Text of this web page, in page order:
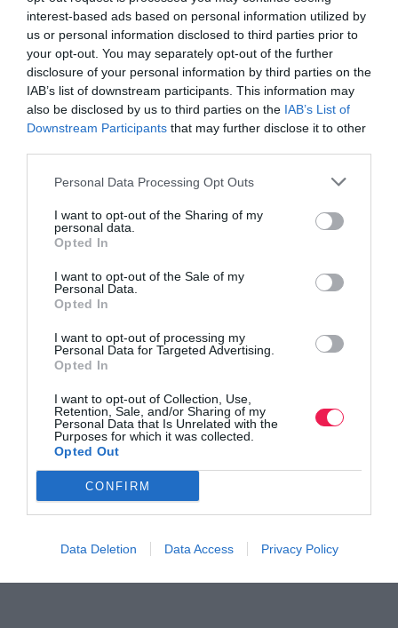
interest-based ads based on personal information utilized by
us or personal information disclosed to third parties prior to
your opt-out. You may separately opt-out of the further
disclosure of your personal information by third parties on the
IAB’s list of downstream participants. This information may
also be disclosed by us to third parties on the IAB’s List of
Downstream Participants that may further disclose it to other
Personal Data Processing Opt Outs
I want to opt-out of the Sharing of my
personal data.
Opted In
I want to opt-out of the Sale of my
Personal Data.
Opted In
I want to opt-out of processing my
Personal Data for Targeted Advertising.
Opted In
I want to opt-out of Collection, Use,
Retention, Sale, and/or Sharing of my
Personal Data that Is Unrelated with the
Purposes for which it was collected.
Opted Out
CONFIRM
Data Deletion Data Access Privacy Policy
Γίνε Συνδρομητής
Βρες το RUNNER!
Όλα τα Τεύχη